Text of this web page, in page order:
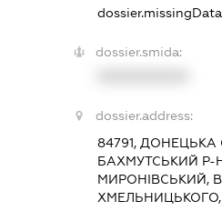
dossier.missingData
dossier.smida:
dossier.address:
84791, ДОНЕЦЬКА
БАХМУТСЬКИЙ Р-
МИРОНІВСЬКИЙ,
ХМЕЛЬНИЦЬКОГО,